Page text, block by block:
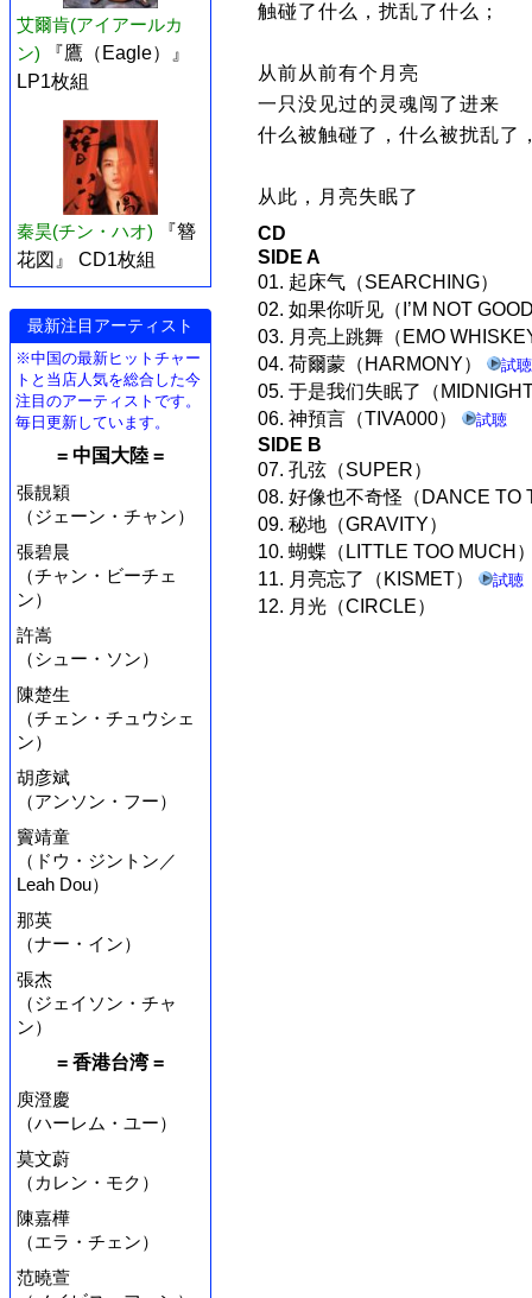
艾爾肯(アイアールカ
ン)
『鷹（Eagle）』
LP1枚組
秦昊(チン・ハオ)
『簪
花図』 CD1枚組
最新注目アーティスト
※中国の最新ヒットチャー
トと当店人気を総合した今
注目のアーティストです。
毎日更新しています。
= 中国大陸 =
張靚穎
（ジェーン・チャン）
張碧晨
（チャン・ビーチェ
ン）
許嵩
（シュー・ソン）
陳楚生
（チェン・チュウシェ
ン）
胡彦斌
（アンソン・フー）
竇靖童
（ドウ・ジントン／
Leah Dou）
那英
（ナー・イン）
張杰
（ジェイソン・チャ
ン）
= 香港台湾 =
庾澄慶
（ハーレム・ユー）
莫文蔚
（カレン・モク）
陳嘉樺
（エラ・チェン）
范曉萱
触碰了什么，扰乱了什么；
从前从前有个月亮
一只没见过的灵魂闯了进来
什么被触碰了，什么被扰乱了
从此，月亮失眠了
CD
SIDE A
01. 起床气（SEARCHING）
02. 如果你听见（I’M NOT
03. 月亮上跳舞（EMO
04. 荷爾蒙（HARMONY）
試聴
05. 于是我们失眠了（
06. 神預言（TIVA000）
試聴
SIDE B
07. 孔弦（SUPER）
08. 好像也不奇怪（DANCE TO
09. 秘地（GRAVITY）
10. 蝴蝶（LITTLE TOO MUCH
11. 月亮忘了（KISMET）
試聴
12. 月光（CIRCLE）